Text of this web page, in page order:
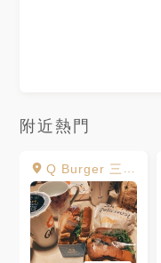
附近熱門
Q Burger 三峽文化店